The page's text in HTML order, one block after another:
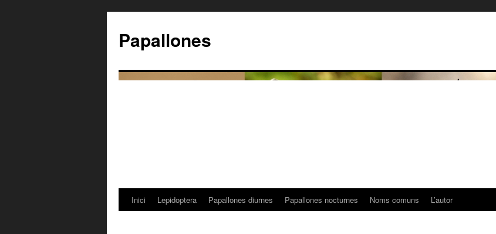
Papallones
VésInici Lepidoptera Papallones diurnes Papallones nocturnes Noms comuns L’autor